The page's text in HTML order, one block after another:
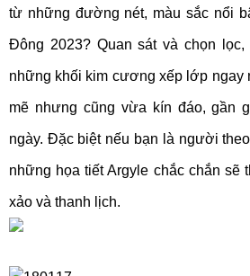
từ những đường nét, màu sắc nổi
Đông 2023? Quan sát và chọn
những khối kim cương xếp lớp ngay
mẽ nhưng cũng vừa kín đáo, gần
ngày. Đặc biệt nếu bạn là người
những họa tiết Argyle chắc chắn sẽ
xảo và thanh lịch.